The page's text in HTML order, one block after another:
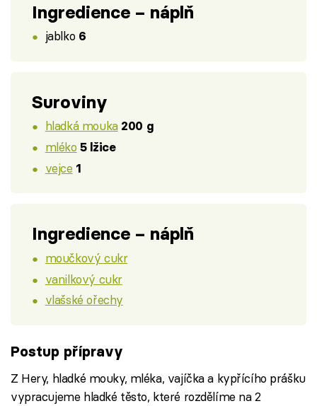
Ingredience – náplň
jablko 6
Suroviny
hladká mouka 200 g
mléko 5 lžice
vejce 1
Ingredience – náplň
moučkový cukr
vanilkový cukr
vlašské ořechy
Postup přípravy
Z Hery, hladké mouky, mléka, vajíčka a kypřícího prášku
vypracujeme hladké těsto, které rozdělíme na 2